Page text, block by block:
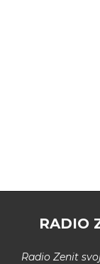
RADIO
Radio Zenit